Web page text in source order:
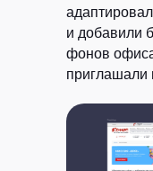
и добавили
фонов
приглашали
Клиентам